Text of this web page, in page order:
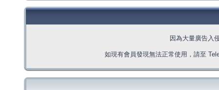
因為大量廣告入
如現有會員發現無法正常使用，請至